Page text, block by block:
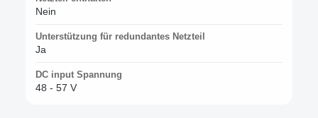
Nein
Unterstützung für redundantes Netzteil
Ja
DC input Spannung
48 - 57 V